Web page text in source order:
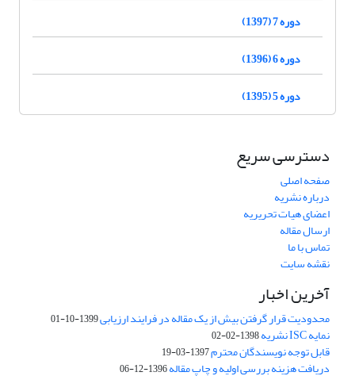
دوره 7 (1397)
دوره 6 (1396)
دوره 5 (1395)
دسترسی سریع
صفحه اصلی
درباره نشریه
اعضای هیات تحریریه
ارسال مقاله
تماس با ما
نقشه سایت
آخرین اخبار
محدودیت قرار گرفتن بیش از یک مقاله در فرایند ارزیابی1399-10-01
نمایه ISC نشریه 1398-02-02
قابل توجه نویسندگان محترم1397-03-19
دریافت هزینه بررسی اولیه و چاپ مقاله1396-12-06